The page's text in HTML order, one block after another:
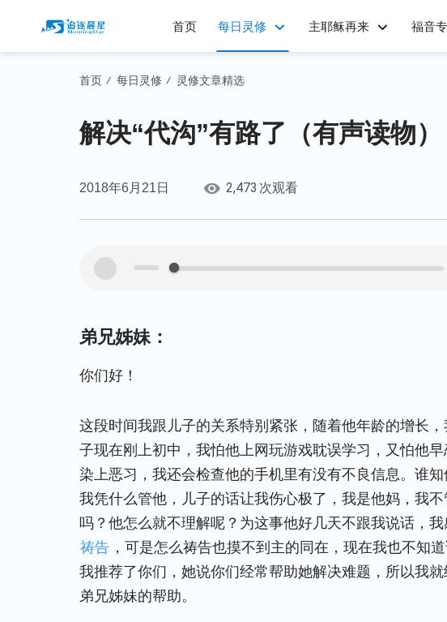
首页 每日灵修 主耶稣再来 福音
首页 / 每日灵修 / 灵修文章精选
解决“代沟”有路了（有声读物）
2018年6月21日 2,473 次观看
00:00
弟兄姊妹：
你们好！
这段时间我跟儿子的关系特别紧张，随着他年龄的增长
子现在刚上初中，我怕他上网玩游戏耽误学习，又怕他
染上恶习，我还会检查他的手机里有没有不良信息。谁
我凭什么管他，儿子的话让我伤心极了，我是他妈，我
吗？他怎么就不理解呢？为这事他好几天不跟我说话，
祷告 ，可是怎么祷告也摸不到主的同在，现在我也不知
我推荐了你们，她说你们经常帮助她解决难题，所以我
弟兄姊妹的帮助。